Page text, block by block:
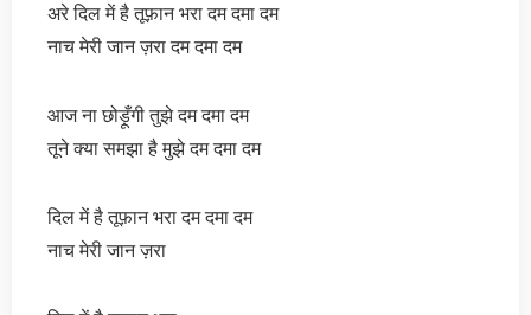
अरे दिल में है तूफ़ान भरा दम दमा दम
नाच मेरी जान ज़रा दम दमा दम
आज ना छोड़ूँगी तुझे दम दमा दम
तूने क्या समझा है मुझे दम दमा दम
दिल में है तूफ़ान भरा दम दमा दम
नाच मेरी जान ज़रा